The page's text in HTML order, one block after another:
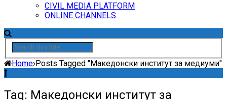
CIVIL MEDIA PLATFORM
ONLINE CHANNELS
Home›Posts Tagged "Македонски институт за медиуми"
Tag: Македонски институт за